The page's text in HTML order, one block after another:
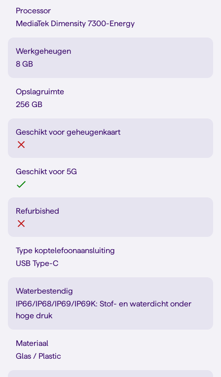
Processor
MediaTek Dimensity 7300-Energy
Werkgeheugen
8 GB
Opslagruimte
256 GB
Geschikt voor geheugenkaart
Geschikt voor 5G
Refurbished
Type koptelefoonaansluiting
USB Type-C
Waterbestendig
IP66/IP68/IP69/IP69K: Stof- en waterdicht onder
hoge druk
Materiaal
Glas / Plastic